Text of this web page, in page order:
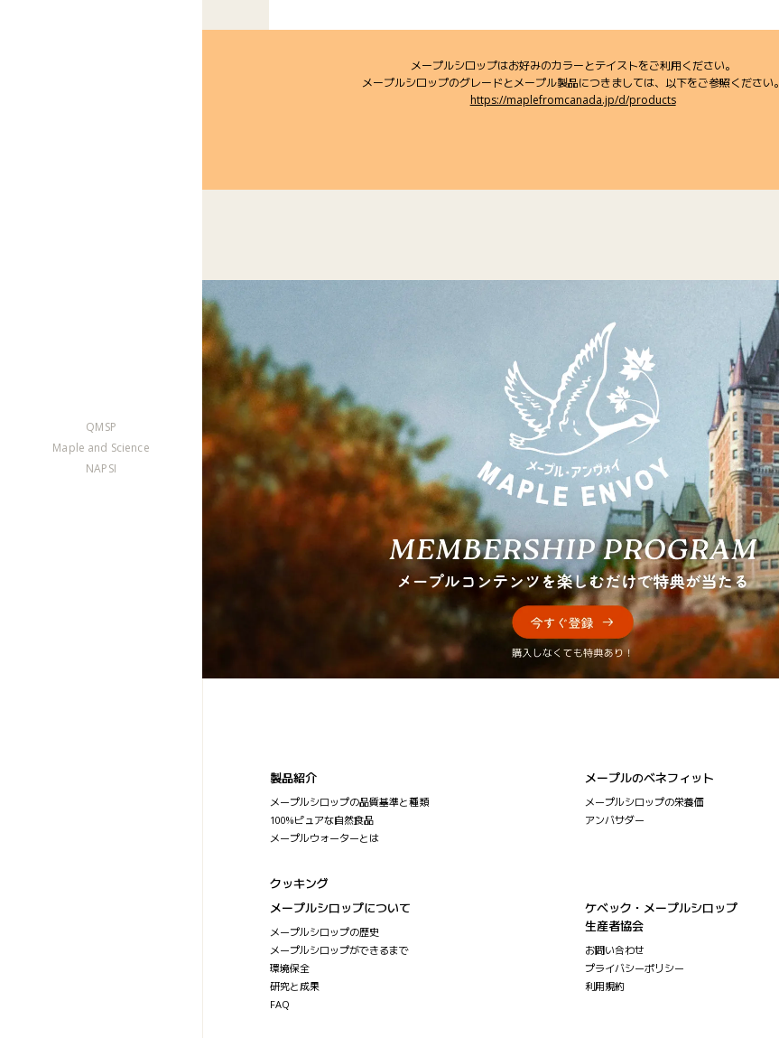
QMSP
Maple and Science
NAPSI
メープルシロップはお好みのカラーとテイストをご利用ください。
メープルシロップのグレードとメープル製品につきましては、以下をご参照ください。
https://maplefromcanada.jp/d/products
製品紹介
メープルシロップの品質基準と種類
100%ピュアな自然食品
メープルウォーターとは
クッキング
メープルのベネフィット
メープルシロップの栄養価
アンバサダー
メープルシロップについて
メープルシロップの歴史
メープルシロップができるまで
環境保全
研究と成果
FAQ
ケベック・メープルシロップ
生産者協会
お問い合わせ
プライバシーポリシー
利用規約